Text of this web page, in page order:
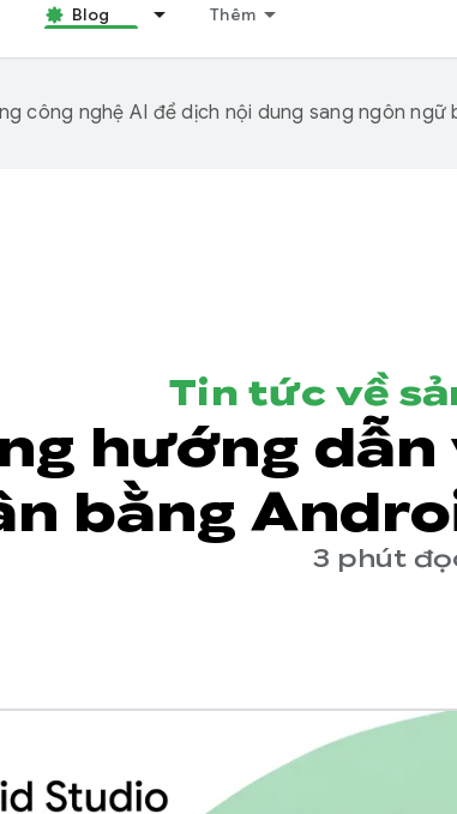
Blog Thêm
công nghệ AI để dịch nội dung sang ngôn ngữ
Tin tức về
hướng
bằng
3 phút